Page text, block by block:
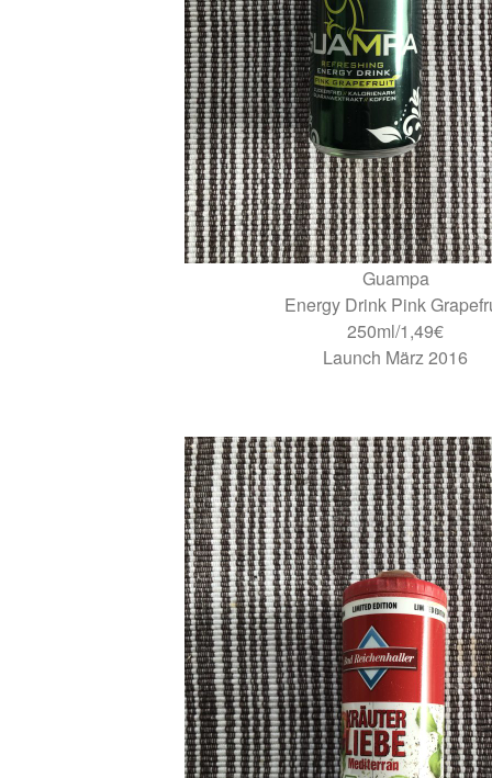
Guampa
Energy Drink Pink
250ml/1,49€
Launch März 2016